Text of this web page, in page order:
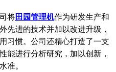
将田园管理机作为研发生产和
先进的技术并加以改进升级，
习惯。公司还精心打造了一支
能进行分析研究，加以创新，
准。